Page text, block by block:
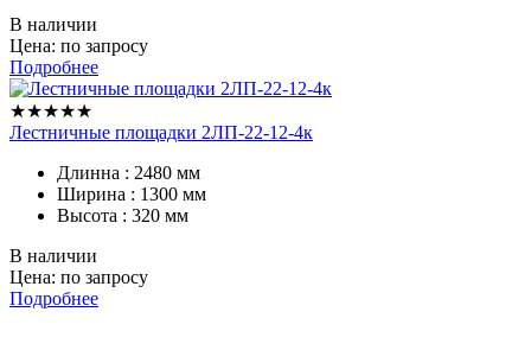
В наличии
Цена: по запросу
Подробнее
★★★★★
Лестничные площадки 2ЛП-22-12-4к
Длинна : 2480 мм
Ширина : 1300 мм
Высота : 320 мм
В наличии
Цена: по запросу
Подробнее